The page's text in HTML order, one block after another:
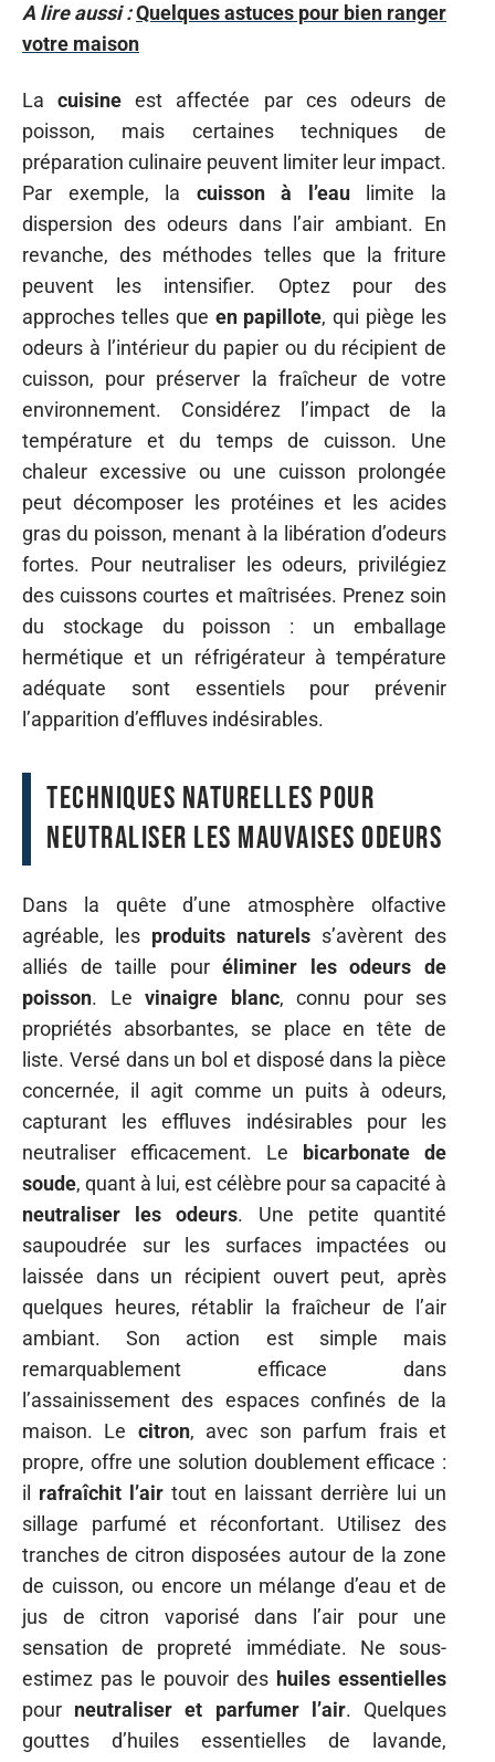
A lire aussi :Quelques astuces pour bien ranger
votre maison
Lacuisine est affectée par ces odeurs de
poisson, mais certaines techniques de
préparation culinaire peuvent limiter leur impact.
Par exemple, la cuisson à l’eaulimite la
dispersion des odeurs dans l’air ambiant. En
revanche, des méthodes telles que la friture
peuvent les intensifier. Optez pour des
approches telles que en papillote, qui piège les
odeurs à l’intérieur du papier ou du récipient de
cuisson, pour préserver la fraîcheur de votre
environnement. Considérez l’impact de la
température et du temps de cuisson. Une
chaleur excessive ou une cuisson prolongée
peut décomposer les protéines et les acides
gras du poisson, menant à la libération d’odeurs
fortes. Pour neutraliser les odeurs, privilégiez
des cuissons courtes et maîtrisées. Prenez soin
du stockage du poisson : un emballage
hermétique et un réfrigérateur à température
adéquate sont essentiels pour prévenir
l’apparition d’effluves indésirables.
Techniques naturelles pour
neutraliser les mauvaises odeurs
Dans la quête d’une atmosphère olfactive
agréable, les produits naturels s’avèrent des
alliés de taille pouréliminer les odeurs de
poisson. Le vinaigre blanc, connu pour ses
propriétés absorbantes, se place en tête de
liste. Versé dans un bol et disposé dans la pièce
concernée, il agit comme un puits à odeurs,
capturant les effluves indésirables pour les
neutraliser efficacement. Le
bicarbonate de
soude, quant à lui, est célèbre pour sa capacité à
neutraliser les odeurs. Une petite quantité
saupoudrée sur les surfaces impactées ou
laissée dans un récipient ouvert peut, après
quelques heures, rétablir la fraîcheur de l’air
ambiant. Son action est simple mais
remarquablement efficace dans
l’assainissement des espaces confinés de la
maison. Le citron, avec son parfum frais et
propre, offre une solution doublement efficace :
il rafraîchit l’air tout en laissant derrière lui un
sillage parfumé et réconfortant. Utilisez des
tranches de citron disposées autour de la zone
de cuisson, ou encore un mélange d’eau et de
jus de citron vaporisé dans l’air pour une
sensation de propreté immédiate. Ne sous-
estimez pas le pouvoir des huiles essentielles
pour neutraliser et parfumer l’air. Quelques
gouttes d’huiles essentielles de lavande,